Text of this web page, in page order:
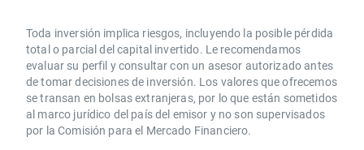
Toda inversión implica riesgos, incluyendo la posible pérdida
total o parcial del capital invertido. Le recomendamos
evaluar su perfil y consultar con un asesor autorizado antes
de tomar decisiones de inversión. Los valores que ofrecemos
se transan en bolsas extranjeras, por lo que están sometidos
al marco jurídico del país del emisor y no son supervisados
por la Comisión para el Mercado Financiero.